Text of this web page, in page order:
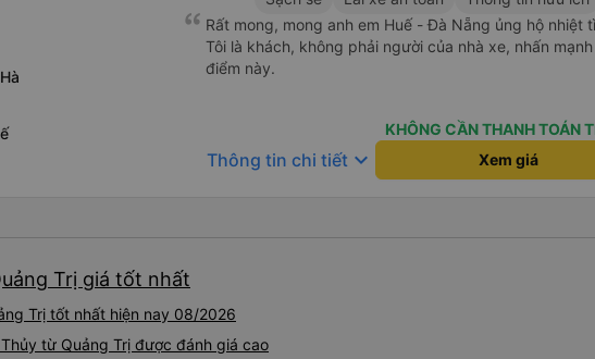
Rất mong, mong anh em Huế - Đà Nẵng ủng hộ nhiệt
Tôi là khách, không phải người của nhà xe, nhấn
điểm này.
KHÔNG CẦN THANH TOÁN
Thông tin chi tiết keyboard_arrow_down Xem giá
Trị giá tốt nhất
Trị tốt nhất hiện nay 08/2026
từ Quảng Trị được đánh giá cao